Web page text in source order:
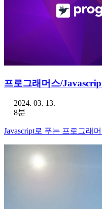
프로그래머스/
2024. 03. 13.
8분
Javascript로 푸는 프로그래